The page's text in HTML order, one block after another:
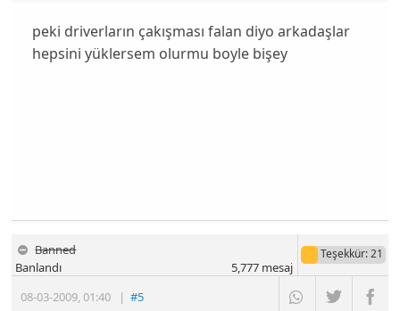
peki driverların çakışması falan diyo arkadaşlar
hepsini yüklersem olurmu boyle bişey
Banned
08-03-2009,01:40 |#5
Banlandı
Teşekkür: 21
5,777mesaj